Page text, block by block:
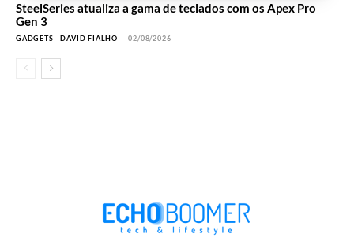
SteelSeries atualiza a gama de teclados com os Apex Pro
Gen 3
GADGETS DAVID FIALHO - 02/08/2026